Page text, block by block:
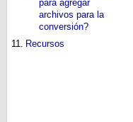
para agregar
archivos para la
conversión?
11. Recursos